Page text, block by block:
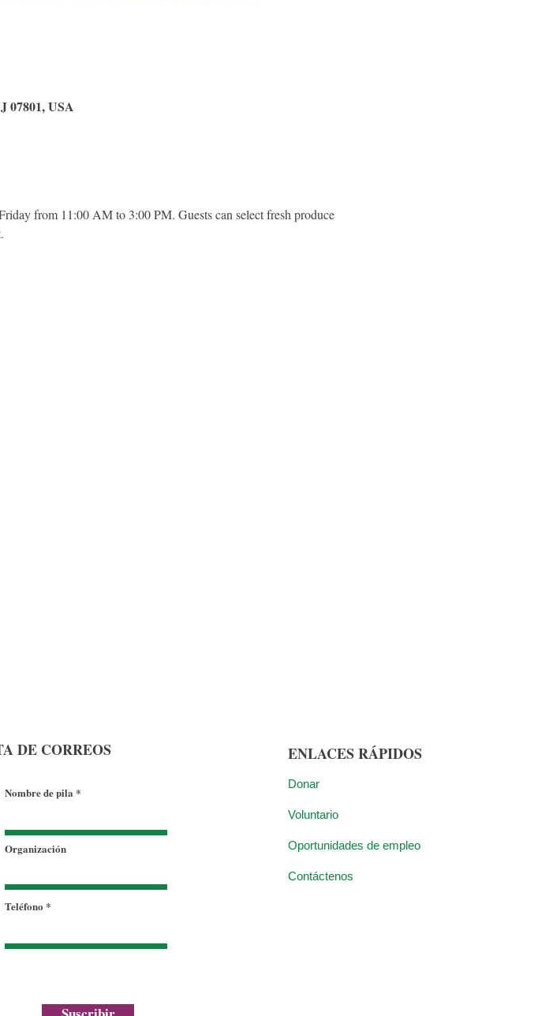
07801, USA
from 11:00 AM to 3:00 PM. Guests can select fresh produce
DE CORREOS
Nombre de pila
Organización
Teléfono
ENLACES RÁPIDOS
Donar
Voluntario
Oportunidades de empleo
Contáctenos